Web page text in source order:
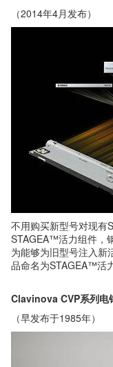
（2014年4月发布）
不用购买新型号对现有
STAGEA™活力组件，
为能够为旧型号注入新
品命名为STAGEA™活
Clavinova CVP系列电
（早发布于1985年）